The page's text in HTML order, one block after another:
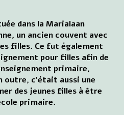
dans la Marialaan
un ancien couvent avec
filles. Ce fut également
pour filles afin de
primaire,
outre, c'était aussi une
des jeunes filles à être
primaire.